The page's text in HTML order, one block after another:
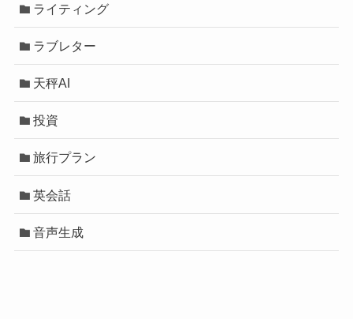
ライティング
ラブレター
天秤AI
投資
旅行プラン
英会話
音声生成